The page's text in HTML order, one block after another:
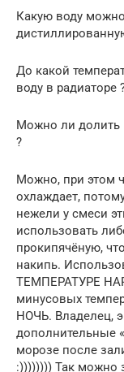
Какую воду
До какой
воду в радиаторе
Можно ли долить
?
Можно, при этом
охлаждает,
нежели у смеси
использовать
прокипячёную,
накипь.
ТЕМПЕРАТУРЕ
минусовых
НОЧЬ. Владелец,
дополнительные
морозе после
:)))))))) Так можно